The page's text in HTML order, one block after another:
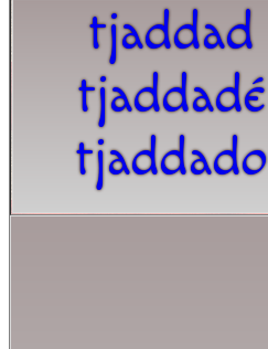
tjaddad
tjaddadé
tjaddado